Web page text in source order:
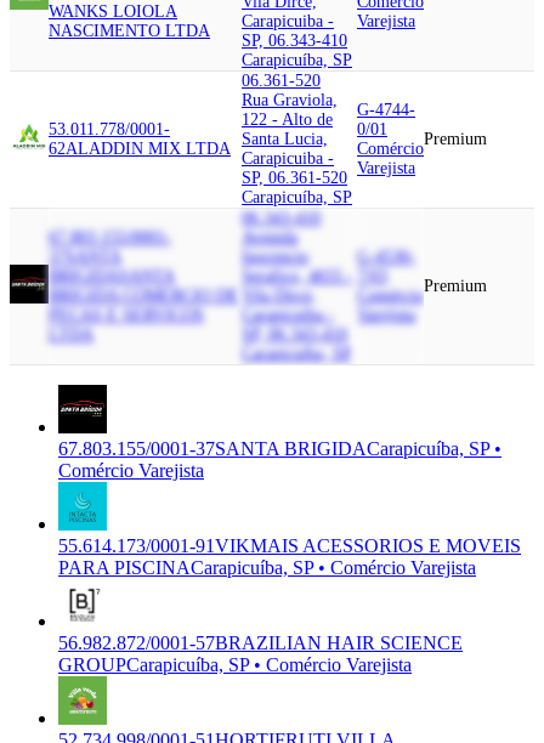
WANKS LOIOLA
NASCIMENTO LTDA
Carapicuiba -
SP, 06.343-410
Carapicuíba, SP
Varejista
53.011.778/0001-
62ALADDIN MIX LTDA
06.361-520
Rua Graviola,
122 - Alto de
Santa Lucia,
Carapicuiba -
SP, 06.361-520
Carapicuíba, SP
G-4744-
0/01
Comércio
Varejista
Premium
67.803.155/0001-
SANTA
BRIGIDASANTA
BRIGIDA COMERCIO DE
PECAS E SERVICOS
06.343-410
Avenida
Inocencio
Serafico, 4655 -
Vila Dirce,
Carapicuiba -
SP, 06.343-410
Carapicuíba, SP
G-4530-
Comércio
Varejista
Premium
67.803.155/0001-37SANTA BRIGIDACarapicuíba, SP •
Comércio Varejista
55.614.173/0001-91VIKMAIS ACESSORIOS E MOVEIS
PARA PISCINACarapicuíba, SP • Comércio Varejista
56.982.872/0001-57BRAZILIAN HAIR SCIENCE
GROUPCarapicuíba, SP • Comércio Varejista